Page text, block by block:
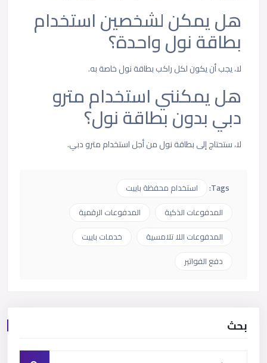
هل يمكن لشخصين استخدام
بطاقة نول واحدة؟
لا، يجب أن يكون لكل راكب بطاقة نول خاصة به.
هل يمكنني استخدام مترو
دبي بدون بطاقة نول؟
لا، ستحتاج إلى بطاقة نول من أجل استخدام مترو دبي.
Tags:
استخدام محفظة باييت
المدفوعات الذكية
المدفوعات الرقمية
المدفوعات اللا تلامسية
خدمات باييت
دفع الفواتير
بحث